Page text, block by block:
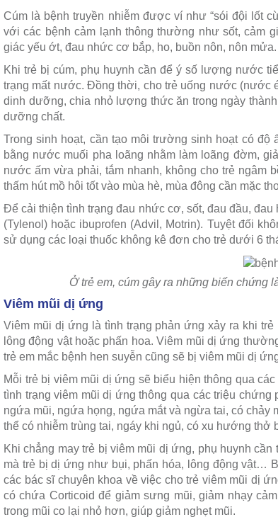
Cúm là bệnh truyền nhiễm được ví như “sói đội lốt
với các bệnh cảm lạnh thông thường như sốt, cảm
giác yếu ớt, đau nhức cơ bắp, ho, buồn nôn, nôn
Khi trẻ bị cúm, phụ huynh cần để ý số lượng nước
trạng mất nước. Đồng thời, cho trẻ uống nước
dinh dưỡng, chia nhỏ lượng thức ăn trong ngày
dưỡng chất.
Trong sinh hoạt, cần tạo môi trường sinh hoạt có độ
bằng nước muối pha loãng nhằm làm loãng đờm,
nước ấm vừa phải, tắm nhanh, không cho trẻ ngâm
thấm hút mồ hôi tốt vào mùa hè, mùa đông cần mặc
Để cải thiện tình trạng đau nhức cơ, sốt, đau đầu,
(Tylenol) hoặc ibuprofen (Advil, Motrin). Tuyệt đối
sử dụng các loại thuốc không kê đơn cho trẻ dưới 6
Ở trẻ em, cúm gây ra những biến chứng
Viêm mũi dị ứng
Viêm mũi dị ứng là tình trạng phản ứng xảy ra khi
lông động vật hoặc phấn hoa. Viêm mũi dị ứng
trẻ em mắc bệnh hen suyễn cũng sẽ bị viêm mũi dị
Mỗi trẻ bị viêm mũi dị ứng sẽ biểu hiện thông qua
tình trạng viêm mũi dị ứng thông qua các triệu
ngứa mũi, ngứa họng, ngứa mắt và ngừa tai, có
thể có nhiễm trùng tai, ngáy khi ngủ, có xu hướng
Khi chẳng may trẻ bị viêm mũi dị ứng, phụ huynh
mà trẻ bị dị ứng như bụi, phấn hóa, lông động vật…
các bác sĩ chuyên khoa về việc cho trẻ viêm mũi dị
có chứa Corticoid để giảm sưng mũi, giảm nhạy
trong mũi co lại nhỏ hơn, giúp giảm nghẹt mũi.